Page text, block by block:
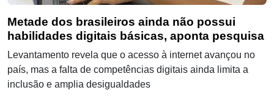
Metade dos brasileiros ainda não possui
habilidades digitais básicas, aponta pesquisa
Levantamento revela que o acesso à internet avançou no
país, mas a falta de competências digitais ainda limita a
inclusão e amplia desigualdades